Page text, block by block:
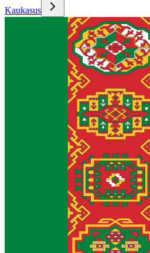
Kaukasus